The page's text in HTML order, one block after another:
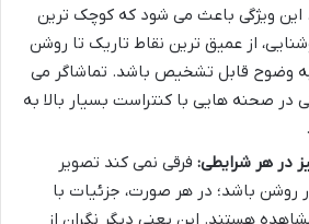
این ویژگی باعث می شود که کوچک ترین
از عمیق ترین نقاط تاریک تا روشن
به وضوح قابل تشخیص باشد. تماشاگر می
در صحنه هایی با کنتراست بسیار بالا به
در هر شرایطی: فرقی نمی کند تصویر
روشن باشد؛ در هر صورت، جزئیات با
هستند. این یعنی دیگر نگران از